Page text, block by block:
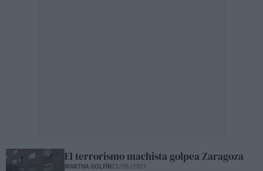
El terrorismo machista golpea Zaragoza
MARTHA GOLFÍN23/05/2021